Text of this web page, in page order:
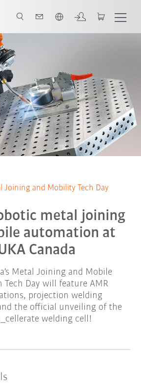
Joining and Mobility Tech Day
metal joining
automation at
Canada
Metal Joining and Mobile
Day will feature AMR
projection welding
the official unveiling of the
welding cell!